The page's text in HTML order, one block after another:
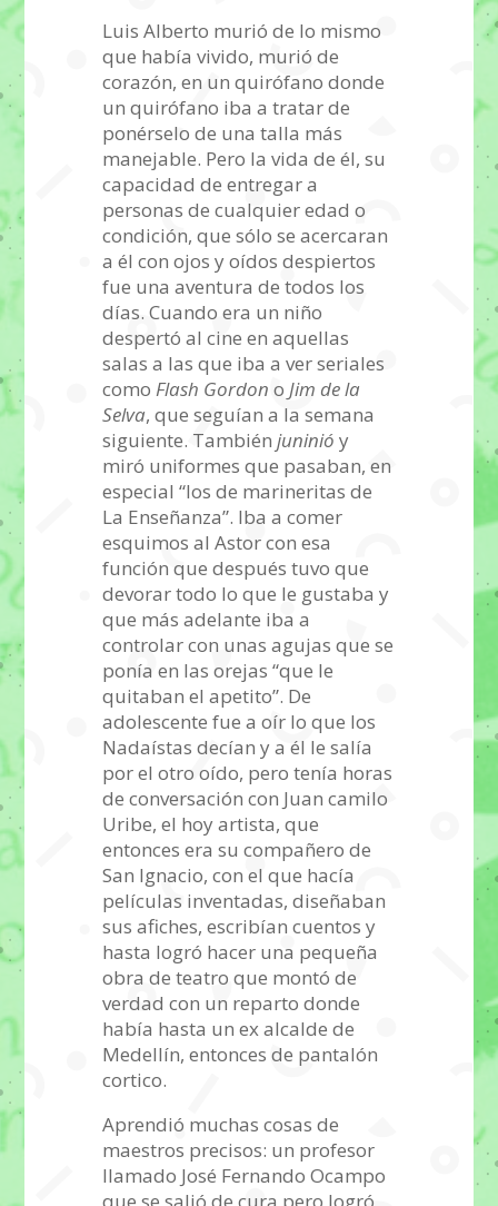
Luis Alberto murió de lo mismo
que había vivido, murió de
corazón, en un quirófano donde
un quirófano iba a tratar de
ponérselo de una talla más
manejable. Pero la vida de él, su
capacidad de entregar a
personas de cualquier edad o
condición, que sólo se acercaran
a él con ojos y oídos despiertos
fue una aventura de todos los
días. Cuando era un niño
despertó al cine en aquellas
salas a las que iba a ver seriales
comoFlash Gordon o Jim de la
Selva, que seguían a la semana
siguiente. Tambiénjuninió y
miró uniformes que pasaban, en
especial “los de marineritas de
La Enseñanza”. Iba a comer
esquimos al Astor con esa
función que después tuvo que
devorar todo lo que le gustaba y
que más adelante iba a
controlar con unas agujas que se
ponía en las orejas “que le
quitaban el apetito”. De
adolescente fue a oír lo que los
Nadaístas decían y a él le salía
por el otro oído, pero tenía horas
de conversación con Juan camilo
Uribe, el hoy artista, que
entonces era su compañero de
San Ignacio, con el que hacía
películas inventadas, diseñaban
sus afiches, escribían cuentos y
hasta logró hacer una pequeña
obra de teatro que montó de
verdad con un reparto donde
había hasta un ex alcalde de
Medellín, entonces de pantalón
cortico.
Aprendió muchas cosas de
maestros precisos: un profesor
llamado José Fernando Ocampo